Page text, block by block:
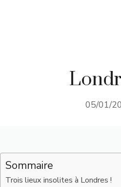
05/01/
Sommaire
Trois lieux insolites à Londres !